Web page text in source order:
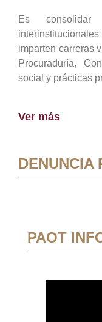
Es
imparten carreras
Procuraduría,
social y prácticas
Ver más
DENUNCIA
PAOT